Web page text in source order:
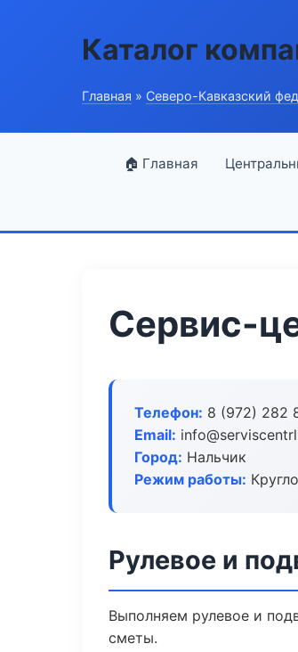
Каталог
Главная » Северо-Кавказский
🏠 Главная
Сервис-
Телефон: 8 (972) 282
Email:
Город: Нальчик
Режим работы:
Рулевое и
Выполняем рулевое и
сметы.